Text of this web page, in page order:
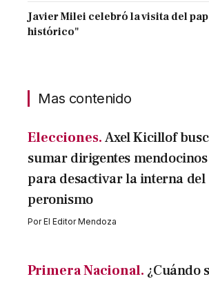
Javier Milei celebró la visita del
histórico"
Mas contenido
Elecciones. Axel Kicillof
sumar dirigentes mendocinos
para desactivar la interna del
peronismo
PorEl Editor Mendoza
Primera Nacional. ¿Cuándo